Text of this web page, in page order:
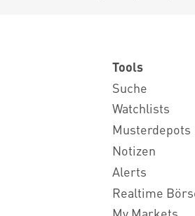
Tools
Suche
Watchlists
Musterdepots
Notizen
Alerts
Realtime